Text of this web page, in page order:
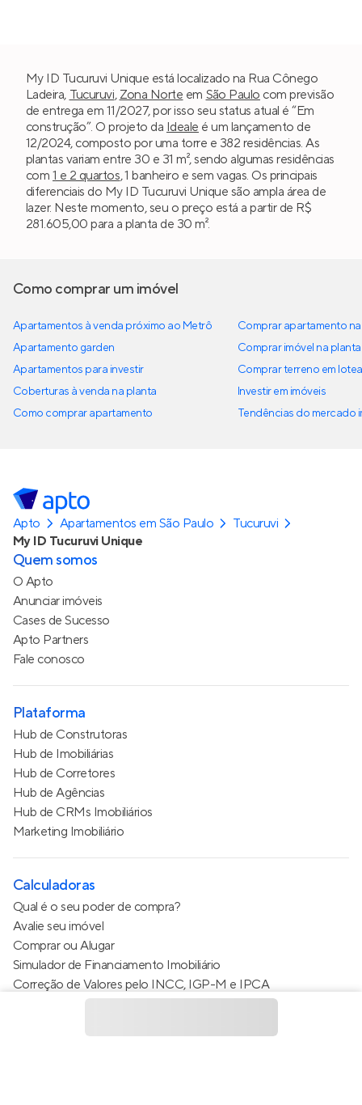
My ID Tucuruvi Unique está localizado na Rua Cônego
Ladeira, Tucuruvi, Zona Norte em São Paulo com previsão
de entrega em 11/2027, por isso seu status atual é “Em
construção”. O projeto da Ideale é um lançamento de
12/2024, composto por uma torre e 382 residências. As
plantas variam entre 30 e 31 m², sendo algumas residências
com 1 e 2 quartos, 1 banheiro e sem vagas. Os principais
diferenciais do My ID Tucuruvi Unique são ampla área de
lazer. Neste momento, seu o preço está a partir de R$
281.605,00 para a planta de 30 m².
Como comprar um imóvel
Apartamentos à venda próximo ao Metrô
Apartamento garden
Apartamentos para investir
Coberturas à venda na planta
Como comprar apartamento
Comprar apartamento
Comprar imóvel na planta
Comprar terreno em
Investir em imóveis
Tendências do mercado
Apto Apartamentos em São Paulo
Tucuruvi
My ID Tucuruvi Unique
Quem somos
O Apto
Anunciar imóveis
Cases de Sucesso
Apto Partners
Fale conosco
Plataforma
Hub de Construtoras
Hub de Imobiliárias
Hub de Corretores
Hub de Agências
Hub de CRMs Imobiliários
Marketing Imobiliário
Calculadoras
Qual é o seu poder de compra?
Avalie seu imóvel
Comprar ou Alugar
Simulador de Financiamento Imobiliário
Correção de Valores pelo INCC, IGP-M e IPCA
Estimativa de valor do condomínio